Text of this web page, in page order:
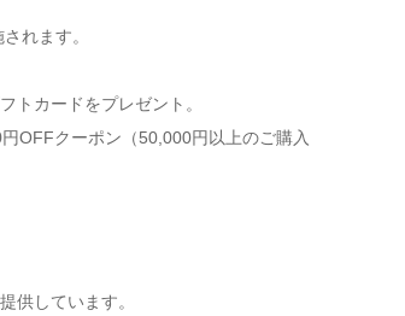
れます。
トカードをプレゼント。
OFFクーポン（50,000円以上のご購入
供しています。